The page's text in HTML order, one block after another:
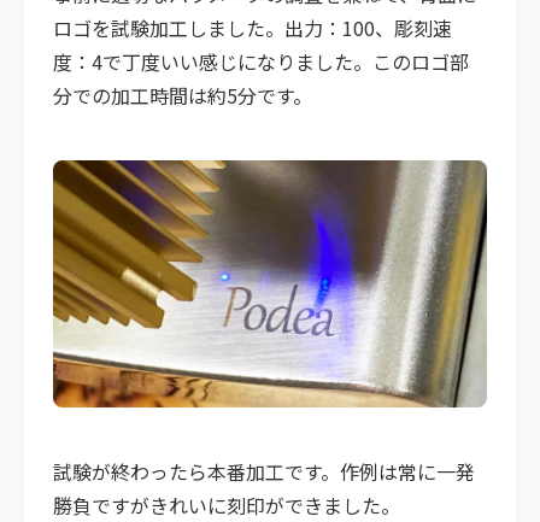
ロゴを試験加工しました。出力：100、彫刻速
度：4で丁度いい感じになりました。​このロゴ部
分での加工時間は約5分です。
試験が終わったら本番加工です。作例は常に一発
勝負ですが​きれいに刻印ができました。